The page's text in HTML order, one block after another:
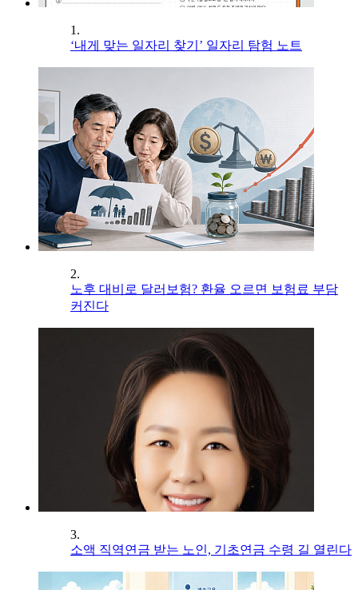
1.
‘내게 맞는 일자리 찾기’ 일자리 탐험 노트
2.
노후 대비로 달러보험? 환율 오르면 보험료 부담
커진다
3.
소액 직역연금 받는 노인, 기초연금 수령 길 열린다